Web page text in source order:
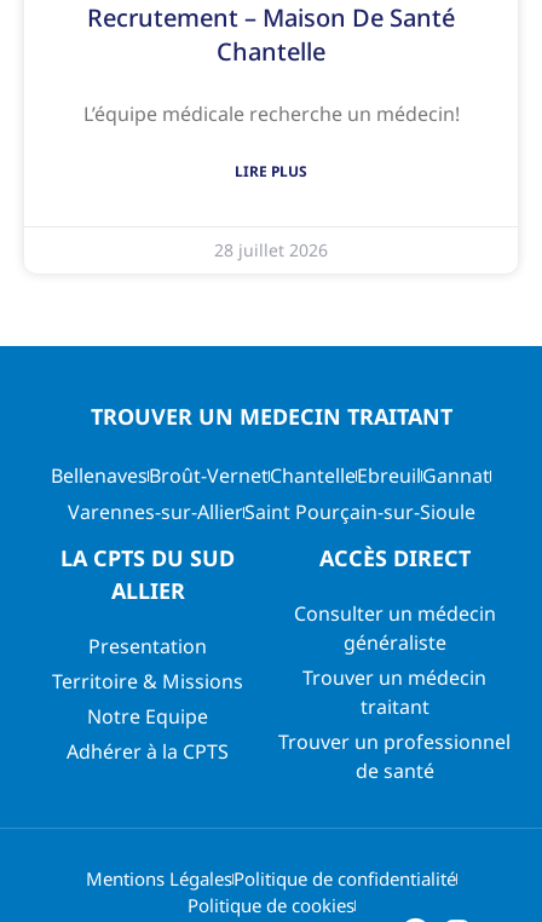
Recrutement – Maison De Santé
Chantelle
L’équipe médicale recherche un médecin!
LIRE PLUS
28 juillet 2026
TROUVER UN MEDECIN TRAITANT
BellenavesBroût-VernetChantelleEbreuilGannat
Varennes-sur-AllierSaint Pourçain-sur-Sioule
LA CPTS DU SUD
ALLIER
Presentation
Territoire & Missions
Notre Equipe
Adhérer à la CPTS
ACCÈS DIRECT
Consulter un médecin
généraliste
Trouver un médecin
traitant
Trouver un professionnel
de santé
Mentions LégalesPolitique de confidentialité
Politique de cookies